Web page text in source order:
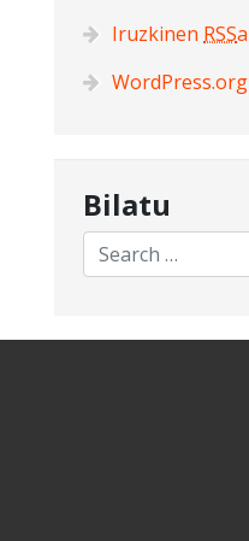
Iruzkinen RSSa
WordPress.org
Bilatu